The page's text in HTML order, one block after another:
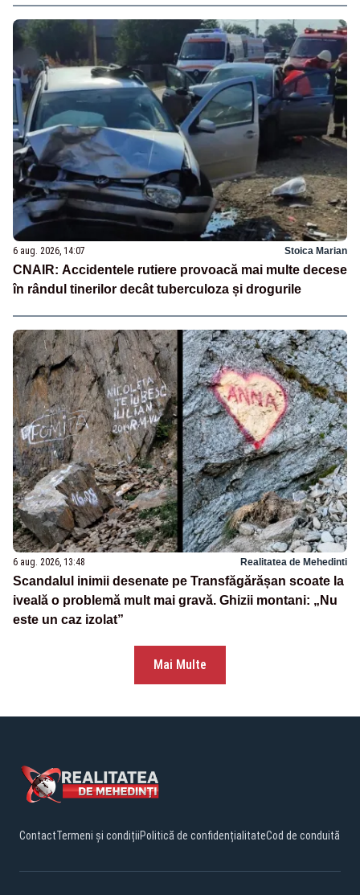
6 aug. 2026, 14:07 Stoica Marian
CNAIR: Accidentele rutiere provoacă mai multe decese
în rândul tinerilor decât tuberculoza și drogurile
6 aug. 2026, 13:48 Realitatea de Mehedinti
Scandalul inimii desenate pe Transfăgărășan scoate la
iveală o problemă mult mai gravă. Ghizii montani: „Nu
este un caz izolat”
Mai Multe
ContactTermeni și condițiiPolitică de confidențialitateCod de conduită